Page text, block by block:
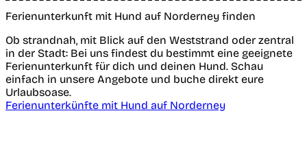
Ferienunterkunft mit Hund auf Norderney finden
Ob strandnah, mit Blick auf den Weststrand oder zentral
in der Stadt: Bei uns findest du bestimmt eine geeignete
Ferienunterkunft für dich und deinen Hund. Schau
einfach in unsere Angebote und buche direkt eure
Urlaubsoase.
Ferienunterkünfte mit Hund auf Norderney